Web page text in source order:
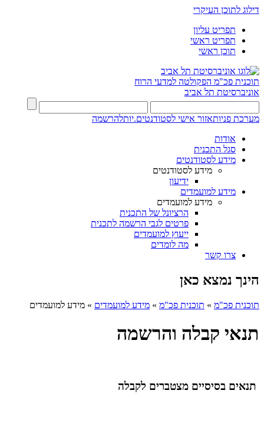
דילוג לתוכן העיקרי
תפריט עליון
תפריט ראשי
תוכן ראשי
תוכנית פכ"מ הפקולטה למדעי הרוח
אוניברסיטת תל אביב
מערכת פניותאזור אישי לסטודנטים.יותלהרשמה
אודות
סגל התכנית
מידע לסטודנטים
מידע לסטודנטים
ידיעון
מידע למועמדים
מידע למועמדים
הרציונל של התכנית
פרטים לגבי הרשמה לתכנית
ייעוץ למועמדים
מה לומדים
צרו קשר
הינך נמצא כאן
תוכנית פכ"מ » תוכנית פכ"מ » מידע למועמדים » מידע למועמדים
תנאי קבלה והרשמה
תנאים בסיסיים מצטברים לקבלה